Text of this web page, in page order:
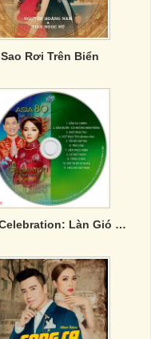
Sao Rơi Trên Biển
The Celebration: Làn Gió Mới (CD02)